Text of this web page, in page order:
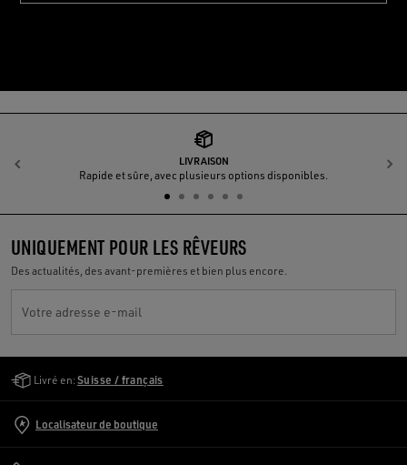
LIVRAISON
Rapide et sûre, avec plusieurs options disponibles.
Précédent
UNIQUEMENT POUR LES RÊVEURS
Des actualités, des avant-premières et bien plus encore.
Votre adresse e-mail
Livré en: Suisse / français
Localisateur de boutique